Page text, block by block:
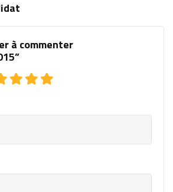
à commenter